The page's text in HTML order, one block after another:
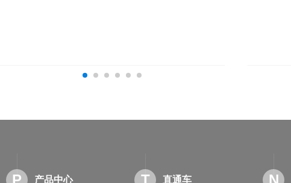
P 产品中心 T 直通车 N